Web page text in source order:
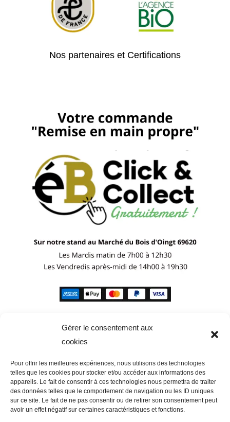
Gérer le consentement aux
cookies
Pour offrir les meilleures expériences, nous utilisons des technologies
telles que les cookies pour stocker et/ou accéder aux informations des
appareils. Le fait de consentir à ces technologies nous permettra de traiter
des données telles que le comportement de navigation ou les ID uniques
sur ce site. Le fait de ne pas consentir ou de retirer son consentement peut
avoir un effet négatif sur certaines caractéristiques et fonctions.
Nos partenaires et Certifications